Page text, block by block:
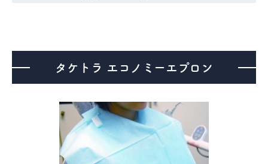
介護・福祉事業
補聴器のマツオ
タケトラ エコノミーエプロン